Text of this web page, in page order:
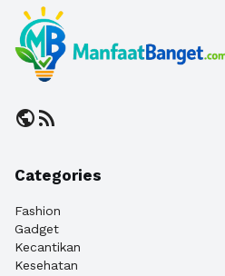
publicrss_feed
Categories
Fashion
Gadget
Kecantikan
Kesehatan